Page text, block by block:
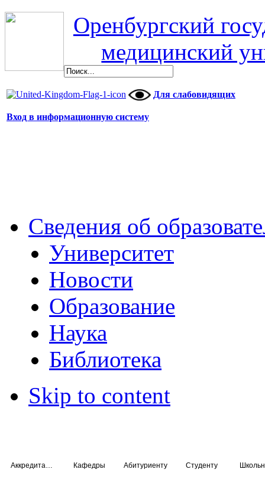
Оренбургский
медицинский
Для слабовидящих
Вход в информационную систему
Сведения об
Университет
Новости
Образование
Наука
Библиотека
Skip to content
Кафедры Абитуриенту Студенту